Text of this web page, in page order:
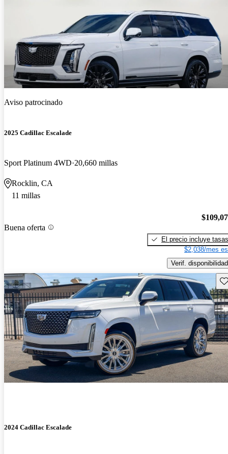
Aviso patrocinado
2025 Cadillac Escalade
Sport Platinum 4WD 20,660 millas
Rocklin, CA
11 millas
Buena oferta
El precio incluye tasas
$2,038/mes
Verif. disponibilidad
2024 Cadillac Escalade